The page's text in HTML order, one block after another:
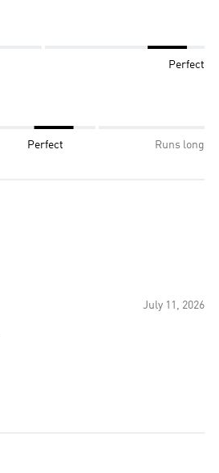
Perfect
Perfect Runs long
July 11, 2026